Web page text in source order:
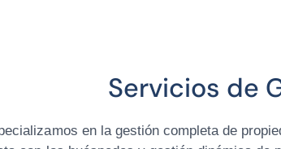
Servicios de
en la gestión completa de